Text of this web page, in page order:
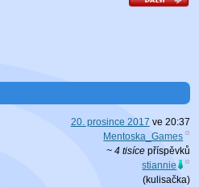
20. prosince 2017 ve 20:37
Mentoska_Games
~ 4 tisícepříspěvků
stiannie
(kulisačka)